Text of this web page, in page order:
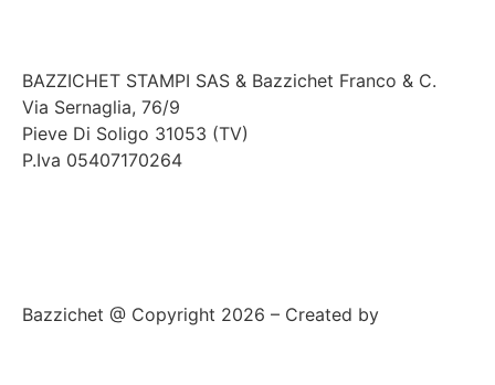
BAZZICHET STAMPI SAS & Bazzichet Franco & C.
Via Sernaglia, 76/9
Pieve Di Soligo 31053 (TV)
P.Iva 05407170264
Bazzichet @ Copyright 2026 – Created by